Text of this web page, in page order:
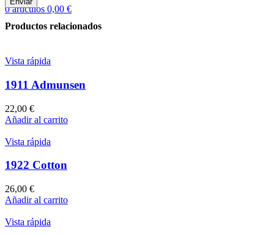
0artículos 0,00 €
Productos relacionados
Vista rápida
1911 Admunsen
22,00 €
Añadir al carrito
Vista rápida
1922 Cotton
26,00 €
Añadir al carrito
Vista rápida